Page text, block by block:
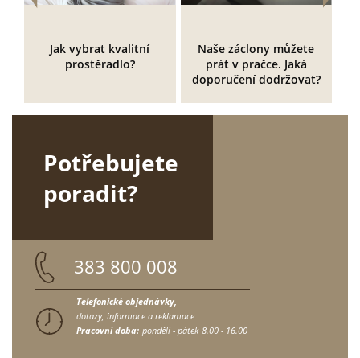
Jak vybrat kvalitní
prostěradlo?
Naše záclony můžete
prát v pračce. Jaká
doporučení dodržovat?
Potřebujete
poradit?
383 800 008
Telefonické objednávky,
dotazy, informace a reklamace
Pracovní doba: pondělí - pátek 8.00 - 16.00